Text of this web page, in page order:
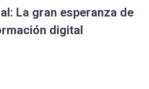
La gran esperanza de
digital